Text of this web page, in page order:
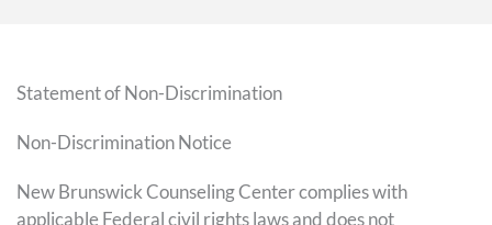
Statement of Non-Discrimination
Non-Discrimination Notice
New Brunswick Counseling Center complies with
applicable Federal civil rights laws and does not